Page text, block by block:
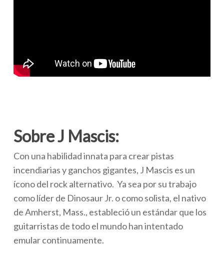
Sobre J Mascis:
Con una habilidad innata para crear pistas
incendiarias y ganchos gigantes, J Mascis es un
ícono del rock alternativo. Ya sea por su trabajo
como líder de Dinosaur Jr. o como solista, el nativo
de Amherst, Mass., estableció un estándar que los
guitarristas de todo el mundo han intentado
emular continuamente.